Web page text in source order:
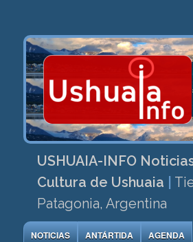
USHUAIA-INFO
Cultura de Ushuaia
Patagonia, Argentina
NOTICIAS ANTÁRTIDA AGENDA